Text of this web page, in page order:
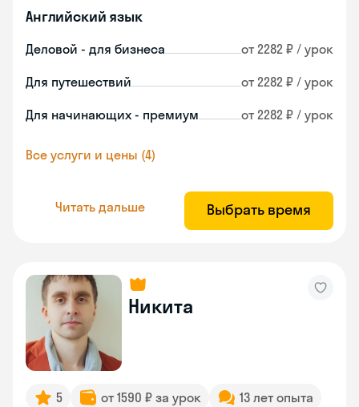
Английский язык
Деловой - для бизнеса от 2282 ₽ / урок
Для путешествий от 2282 ₽ / урок
Для начинающих - премиум от 2282 ₽ / урок
Все услуги и цены (4)
Читать дальше Выбрать время
Никита
5 от 1590 ₽ за урок 13 лет опыта